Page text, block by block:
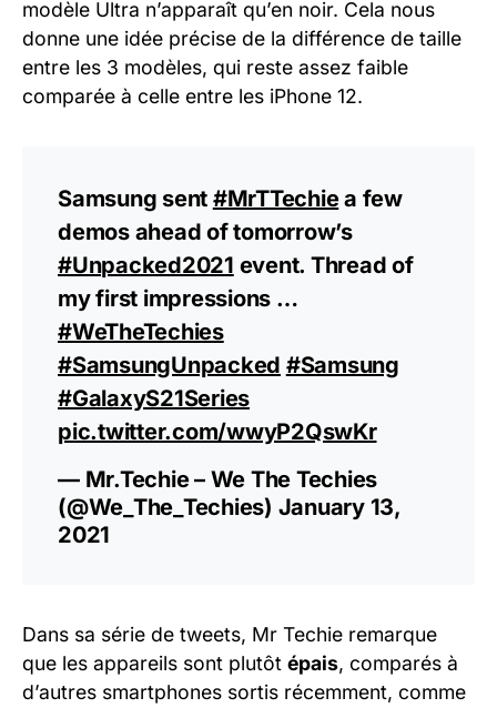
modèle Ultra n’apparaît qu’en noir. Cela nous
donne une idée précise de la différence de taille
entre les 3 modèles, qui reste assez faible
comparée à celle entre les iPhone 12.
Samsung sent #MrTTechiea few
demos ahead of tomorrow’s
#Unpacked2021 event. Thread of
my first impressions …
#WeTheTechies
#SamsungUnpacked #Samsung
#GalaxyS21Series
pic.twitter.com/wwyP2QswKr
— Mr.Techie – We The Techies
(@We_The_Techies) January 13,
2021
Dans sa série de tweets, Mr Techie remarque
que les appareils sont plutôt épais, comparés à
d’autres smartphones sortis récemment, comme